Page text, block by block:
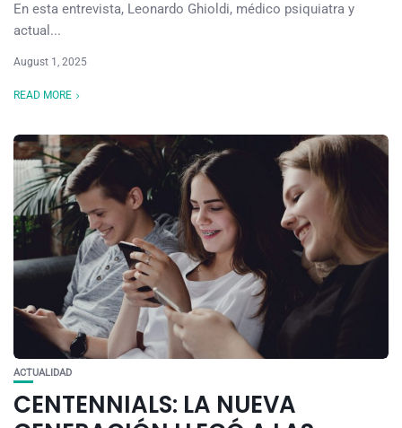
En esta entrevista, Leonardo Ghioldi, médico psiquiatra y
actual...
August 1, 2025
READ MORE
ACTUALIDAD
CENTENNIALS: LA NUEVA